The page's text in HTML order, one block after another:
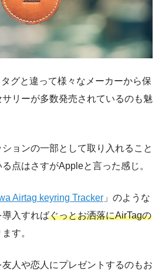
グと違って様々なメーカーから保
リーが多数発売されているのも魅
ョンの一部として取り入れること
点はさすがAppleと言った感じ。
Airtag keyring Tracker 」のような
入すればぐっとお洒落にAirTagの
す。
人や恋人にプレゼントするのもお